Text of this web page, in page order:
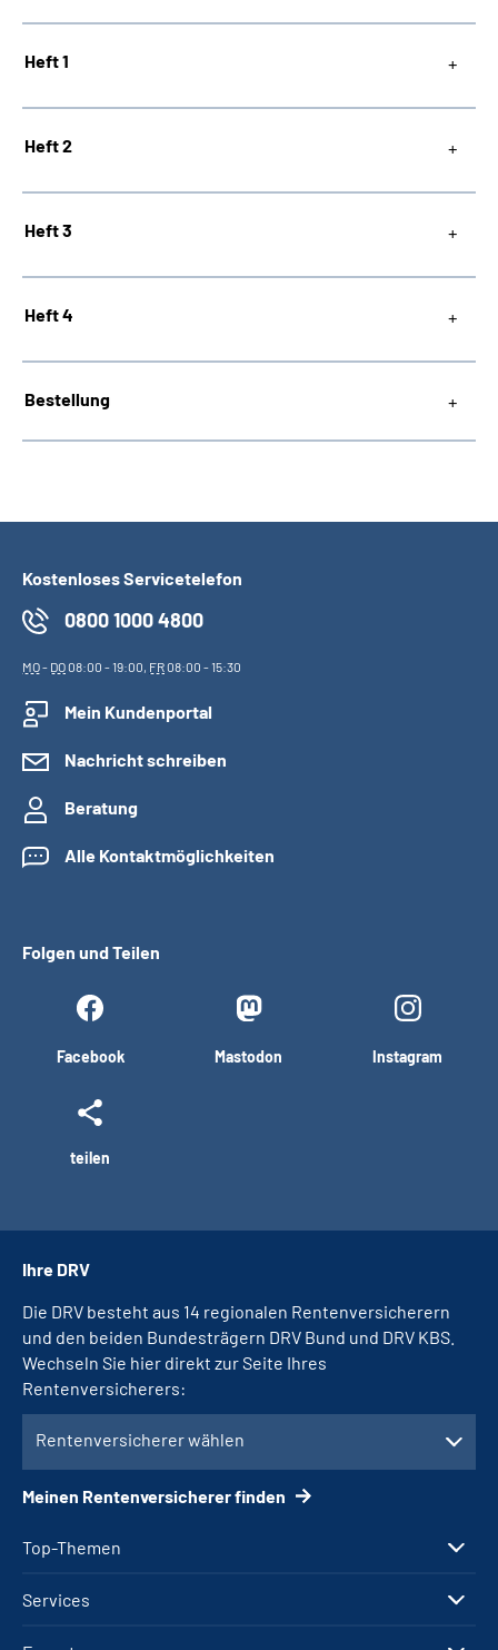
Heft 1
Heft 2
Heft 3
Heft 4
Bestellung
Kostenloses Servicetelefon
0800 1000 4800
MO- DO08:00 - 19:00, FR08:00 - 15:30
Mein Kundenportal
Nachricht schreiben
Beratung
Alle Kontaktmöglichkeiten
Folgen und Teilen
Facebook Mastodon Instagram
teilen
Top-Themen
Services
Ihre DRV
Die DRV besteht aus 14 regionalen Rentenversicherern
und den beiden Bundesträgern DRV Bund und DRV KBS.
Wechseln Sie hier direkt zur Seite Ihres
Rentenversicherers:
Rentenversicherer wählen
Meinen Rentenversicherer finden